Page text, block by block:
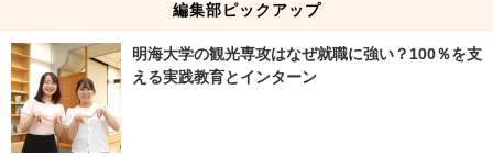
編集部ピックアップ
明海大学の観光専攻はなぜ就職に強い？100％を支
える実践教育とインターン